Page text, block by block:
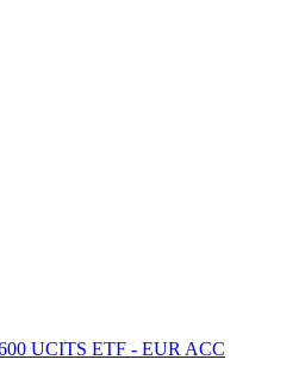
UCITS ETF - EUR ACC